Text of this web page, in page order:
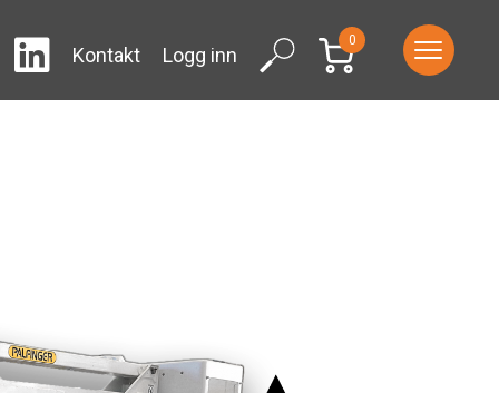
FacebookLinkedIn
Kontakt Logg inn Search
0